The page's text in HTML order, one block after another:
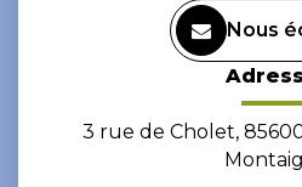
Nous
3 rue de Cholet,